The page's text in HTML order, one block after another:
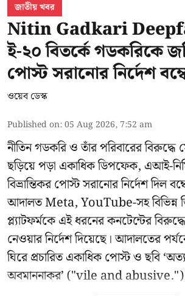
জাতীয় খবর
Nitin Gadkari
ই-২০ বিতর্কে গডকরিকে
পোস্ট সরানোর নির্দেশ
ওয়েব ডেস্ক
Published on:05 Aug 2026, 7:52 am
নীতিন গডকরি ও তাঁর পরিবারের বিরুদ্ধে
ছড়িয়ে পড়া একাধিক ডিপফেক, এআই-
বিভ্রান্তিকর পোস্ট সরানোর নির্দেশ দিল
আদালত Meta, YouTube-সহ বিভিন্ন
প্ল্যাটফর্মকে এই ধরনের কনটেন্টের
নেওয়ার নির্দেশ দিয়েছে। আদালতের
ঘিরে প্রচারিত একাধিক পোস্ট ও ছবি
অবমাননাকর’ ("vile and